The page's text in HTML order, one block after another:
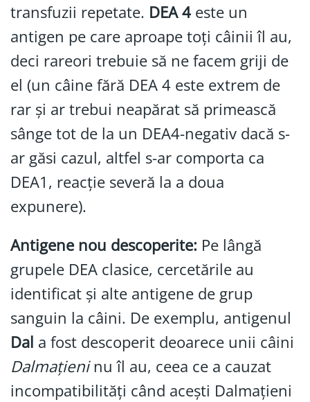
transfuzii repetate. DEA 4 este un
antigen pe care aproape toți câinii îl au,
deci rareori trebuie să ne facem griji de
el (un câine fără DEA 4 este extrem de
rar și ar trebui neapărat să primească
sânge tot de la un DEA4-negativ dacă s-
ar găsi cazul, altfel s-ar comporta ca
DEA1, reacție severă la a doua
expunere).
Antigene nou descoperite: Pe lângă
grupele DEA clasice, cercetările au
identificat și alte antigene de grup
sanguin la câini. De exemplu, antigenul
Dal a fost descoperit deoarece unii câini
Dalmațieninu îl au, ceea ce a cauzat
incompatibilități când acești Dalmațieni